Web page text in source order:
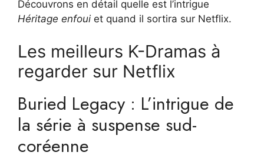
Découvrons en détail quelle est l’intrigue
Héritage enfoui et quand il sortira sur Netflix.
Les meilleurs K-Dramas à
regarder sur Netflix
Buried Legacy : L’intrigue de
la série à suspense sud-
coréenne